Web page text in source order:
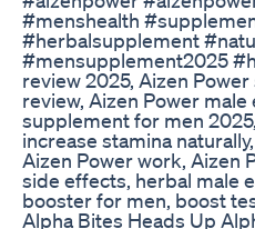
#menshealth
#herbalsupplement
#mensupplement2025
review 2025, Aizen
review, Aizen Power
supplement for men
increase stamina
Aizen Power work, Aizen
side effects, herbal male
booster for men, boost
Alpha Bites Heads Up